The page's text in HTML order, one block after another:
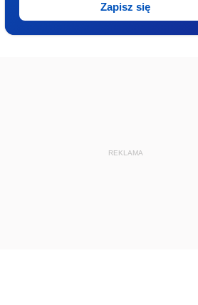
Zapisz się
REKLAMA